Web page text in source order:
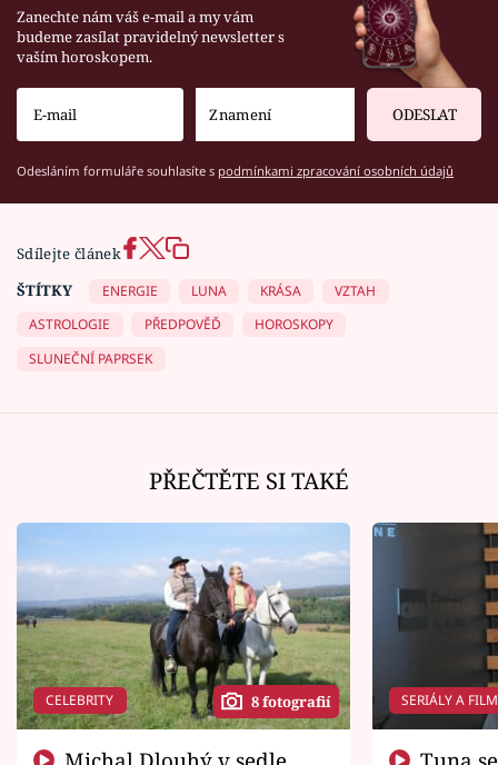
Zanechte nám váš e-mail a my vám
budeme zasílat pravidelný newsletter s
vaším horoskopem.
ODESLAT
Odesláním formuláře souhlasíte s podmínkami zpracování osobních údajů
Sdílejte článek
ŠTÍTKY
ENERGIE LUNA KRÁSA
VZTAH
ASTROLOGIE
PŘEDPOVĚĎ
HOROSKOPY
SLUNEČNÍ PAPRSEK
PŘEČTĚTE SI TAKÉ
CELEBRITY 8 fotografií SERIÁLY A